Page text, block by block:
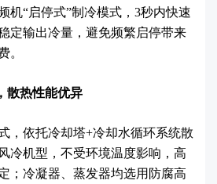
机“启停式”制冷模式，3秒内快速
定输出冷量，避免频繁启停带来
。
散热性能优异
依托冷却塔+冷却水循环系统散
冷机型，不受环境温度影响，高
；冷凝器、蒸发器均选用防腐高